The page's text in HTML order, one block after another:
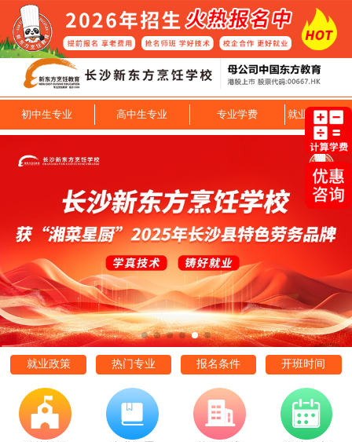
初中生专业 高中生专业 专业学费 就业技能专业
就业政策 热门专业 报名条件 开班时间